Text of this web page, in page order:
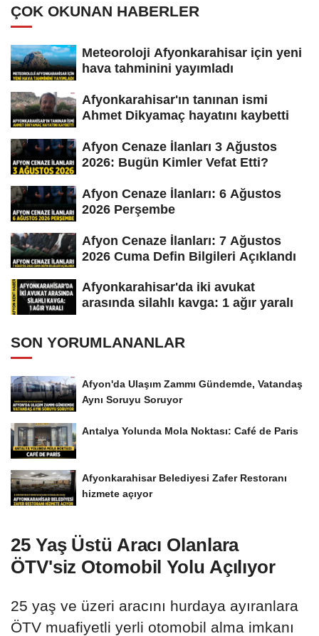
ÇOK OKUNAN HABERLER
Meteoroloji Afyonkarahisar için yeni
hava tahminini yayımladı
Afyonkarahisar'ın tanınan ismi
Ahmet Dikyamaç hayatını kaybetti
Afyon Cenaze İlanları 3 Ağustos
2026: Bugün Kimler Vefat Etti?
Afyon Cenaze İlanları: 6 Ağustos
2026 Perşembe
Afyon Cenaze İlanları: 7 Ağustos
2026 Cuma Defin Bilgileri Açıklandı
Afyonkarahisar'da iki avukat
arasında silahlı kavga: 1 ağır yaralı
SON YORUMLANANLAR
Afyon'da Ulaşım Zammı Gündemde, Vatandaş
Aynı Soruyu Soruyor
Antalya Yolunda Mola Noktası: Café de Paris
Afyonkarahisar Belediyesi Zafer Restoranı
hizmete açıyor
25 Yaş Üstü Aracı Olanlara
ÖTV'siz Otomobil Yolu Açılıyor
25 yaş ve üzeri aracını hurdaya ayıranlara
ÖTV muafiyetli yerli otomobil alma imkanı